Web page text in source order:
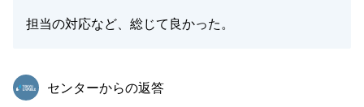
担当の対応など、総じて良かった。
東急リバブル
センターからの返答